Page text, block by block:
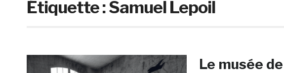
Étiquette :Samuel Lepoil
Le musée